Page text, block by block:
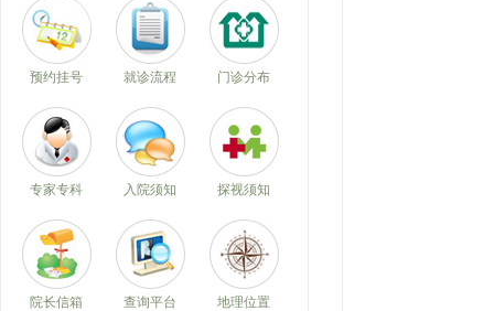
预约挂号 就诊流程 门诊分布
专家专科 入院须知 探视须知
院长信箱 查询平台 地理位置